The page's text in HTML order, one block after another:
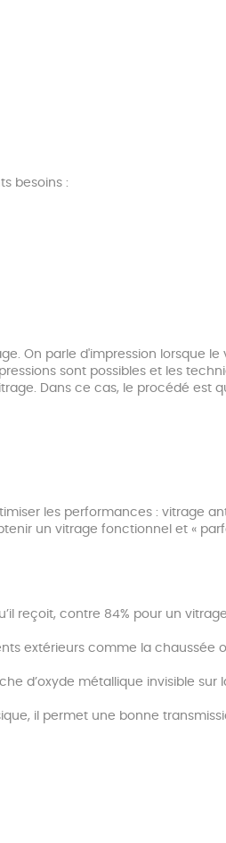
besoins :
On parle d'impression lorsque
sont possibles et les
Dans ce cas, le procédé est
les performances : vitrage
un vitrage fonctionnel et «
reçoit, contre 84% pour un
extérieurs comme la chaussée
d’oxyde métallique invisible
il permet une bonne